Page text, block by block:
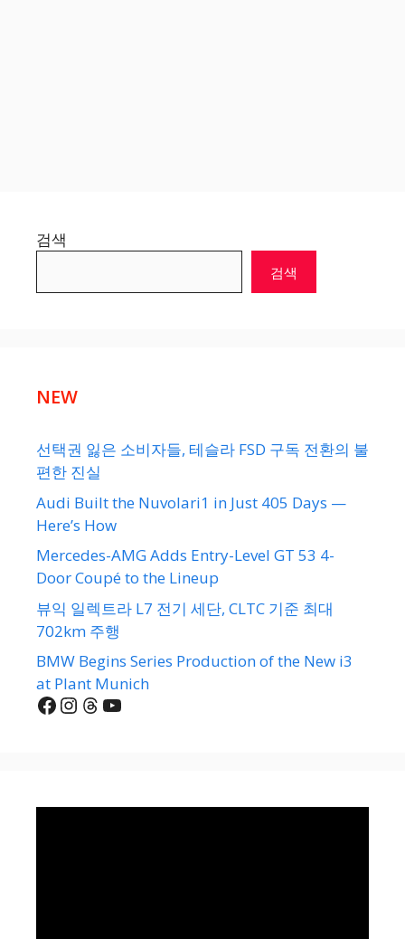
검색
검색
NEW
선택권 잃은 소비자들, 테슬라 FSD 구독 전환의 불
편한 진실
Audi Built the Nuvolari1 in Just 405 Days —
Here’s How
Mercedes-AMG Adds Entry-Level GT 53 4-
Door Coupé to the Lineup
뷰익 일렉트라 L7 전기 세단, CLTC 기준 최대
702km 주행
BMW Begins Series Production of the New i3
at Plant Munich
Facebook
Instagram
Threads
YouTube